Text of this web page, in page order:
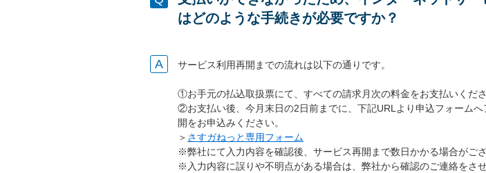
はどのような手続きが必要ですか？
サービス利用再開までの流れは以下の通りです。
①お手元の払込取扱票にて、すべての請求月次の料金をお支払いくださ
②お支払い後、今月末日の2日前までに、下記URLより申込フォーム
開をお申込みください。
＞ さすガねっと専用フォーム
※弊社にて入力内容を確認後、サービス再開まで数日かかる場合がござ
※入力内容に誤りや不明点がある場合は、弊社から確認のご連絡をさせ